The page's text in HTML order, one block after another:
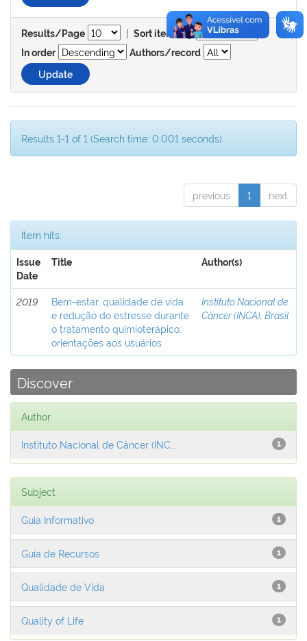
Results/Page | Sort items by
In order
Authors/record
Results 1-1 of 1 (Search time: 0.001 seconds).
previous 1 next
Item hits:
Issue
Date
Title Author(s)
2019
Bem-estar, qualidade de vida
e redução do estresse durante
o tratamento quimioterápico:
orientações aos usuários
Instituto Nacional de
Câncer (INCA), Brasil
Discover
Author
1
Instituto Nacional de Câncer (INC...
Subject
1
Guia Informativo
1
Guía de Recursos
1
Qualidade de Vida
1
Quality of Life